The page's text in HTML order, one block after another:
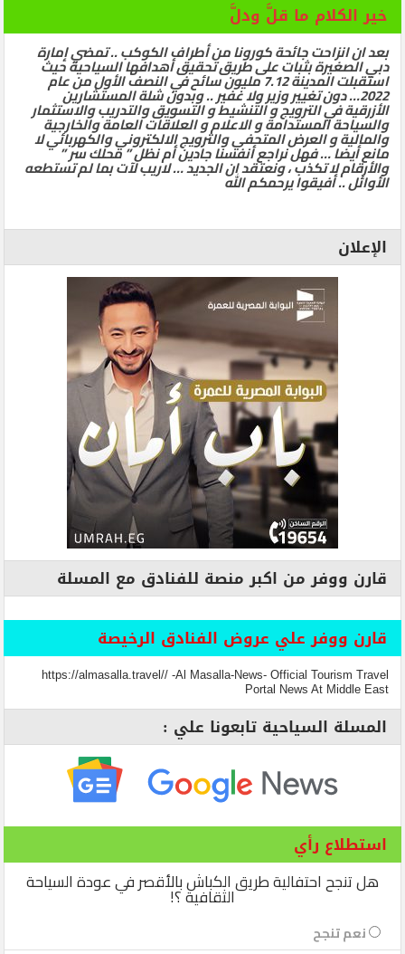
خير الكلام ما قلَّ ودلَّ
بعد ان انزاحت جائحة كورونا من أطراف الكوكب .. تمضي إمارة
دبي الصغيرة بثبات على طريق تحقيق أهدافها السياحية حيث
استقبلت المدينة 7.12 مليون سائح في النصف الأول من عام
2022… دون تغيير وزير ولا غفير .. وبدون شلة المستشارين
الأزرقية في الترويج و التنشيط و التسويق والتدريب والاستثمار
والسياحة المستدامة و الاعلام و العلاقات العامة والخارجية
والمالية و العرض المتحفي والترويج الالكتروني والكهربائي لا
مانع أيضا … فهل نراجع أنفسنا جادين أم نظل ” محلك سر ”
والأرقام لا تكذب ، ونعتقد ان الجديد … لاريب لآت بما لم تستطعه
الأوائل .. أفيقوا يرحمكم الله
الإعلان
قارن ووفر من اكبر منصة للفنادق مع المسلة
قارن ووفر علي عروض الفنادق الرخيصة
https://almasalla.travel// -Al Masalla-News- Official Tourism Travel
Portal News At Middle East
المسلة السياحية تابعونا علي :
استطلاع رأي
هل تنجح احتفالية طريق الكباش بالأقصر في عودة السياحة
الثقافية ؟!
نعم تنجح